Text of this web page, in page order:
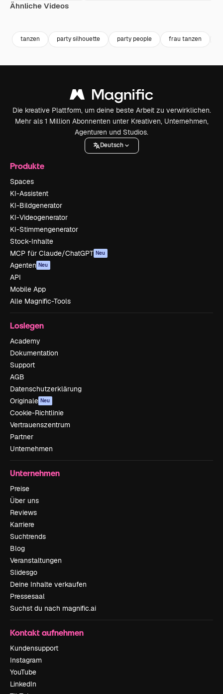
Ähnliche Videos
tanzen party silhouette party people frau tanzen
Die kreative Plattform, um deine beste Arbeit zu verwirklichen.
Mehr als 1 Million Abonnenten unter Kreativen, Unternehmen,
Agenturen und Studios.
Deutsch
Produkte
Spaces
KI-Assistent
KI-Bildgenerator
KI-Videogenerator
KI-Stimmengenerator
Stock-Inhalte
MCP für Claude/ChatGPT Neu
Agenten Neu
API
Mobile App
Alle Magnific-Tools
Loslegen
Academy
Dokumentation
Support
AGB
Datenschutzerklärung
Originale Neu
Cookie-Richtlinie
Vertrauenszentrum
Partner
Unternehmen
Unternehmen
Preise
Über uns
Reviews
Karriere
Suchtrends
Blog
Veranstaltungen
Slidesgo
Deine Inhalte verkaufen
Pressesaal
Suchst du nach magnific.ai
Kontakt aufnehmen
Kundensupport
Instagram
YouTube
LinkedIn